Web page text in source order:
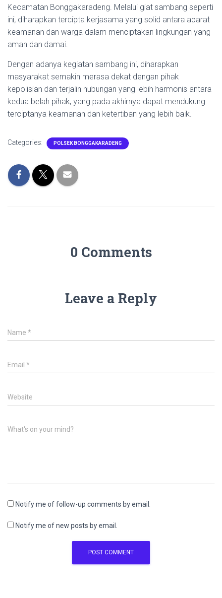
Kecamatan Bonggakaradeng. Melalui giat sambang seperti
ini, diharapkan tercipta kerjasama yang solid antara aparat
keamanan dan warga dalam menciptakan lingkungan yang
aman dan damai.
Dengan adanya kegiatan sambang ini, diharapkan
masyarakat semakin merasa dekat dengan pihak
kepolisian dan terjalin hubungan yang lebih harmonis antara
kedua belah pihak, yang pada akhirnya dapat mendukung
terciptanya keamanan dan ketertiban yang lebih baik.
Categories: POLSEK BONGGAKARADENG
0 Comments
Leave a Reply
Name *
Email *
Website
What's on your mind?
Notify me of follow-up comments by email.
Notify me of new posts by email.